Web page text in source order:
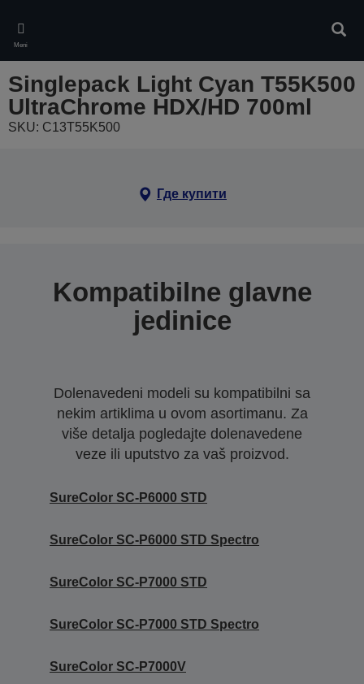
main
content
Meni
Singlepack Light Cyan T55K500
UltraChrome HDX/HD 700ml
SKU: C13T55K500
Где купити
Kompatibilne glavne
jedinice
Dolenavedeni modeli su kompatibilni sa
nekim artiklima u ovom asortimanu. Za
više detalja pogledajte dolenavedene
veze ili uputstvo za vaš proizvod.
SureColor SC-P6000 STD
SureColor SC-P6000 STD Spectro
SureColor SC-P7000 STD
SureColor SC-P7000 STD Spectro
SureColor SC-P7000V